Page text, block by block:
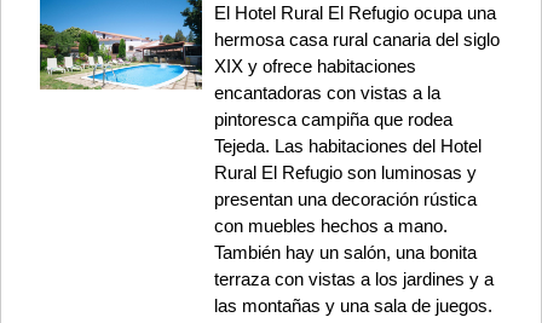
El Hotel Rural El Refugio ocupa una
hermosa casa rural canaria del siglo
XIX y ofrece habitaciones
encantadoras con vistas a la
pintoresca campiña que rodea
Tejeda. Las habitaciones del Hotel
Rural El Refugio son luminosas y
presentan una decoración rústica
con muebles hechos a mano.
También hay un salón, una bonita
terraza con vistas a los jardines y a
las montañas y una sala de juegos.